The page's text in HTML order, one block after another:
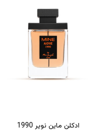
ادکلن ماین نویر 1990